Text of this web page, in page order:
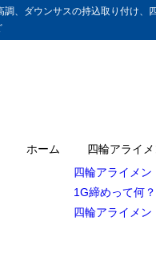
調、ダウンサスの持込取り付け
ホーム
四輪アライメ
四輪アライメン
1G締めって何？
四輪アライメン